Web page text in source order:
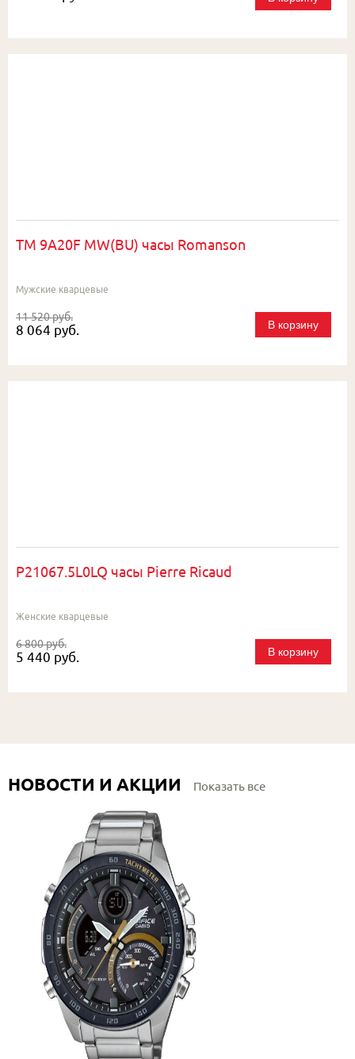
TM 9A20F MW(BU) часы Romanson
Мужские кварцевые
11 520 руб.
8 064 руб. В корзину
P21067.5L0LQ часы Pierre Ricaud
Женские кварцевые
6 800 руб.
5 440 руб. В корзину
НОВОСТИ И АКЦИИ Показать все